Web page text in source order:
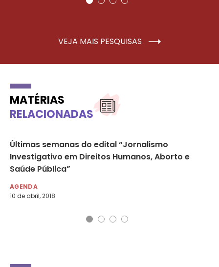
VEJA MAIS PESQUISAS
MATÉRIAS
RELACIONADAS
Últimas semanas do edital “Jornalismo
Investigativo em Direitos Humanos, Aborto e
Saúde Pública”
AGENDA
10 de abril, 2018